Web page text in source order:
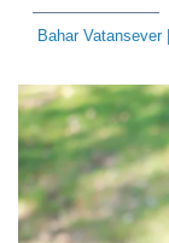
Bahar Vatansever|